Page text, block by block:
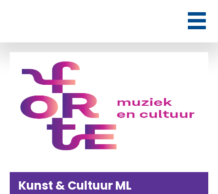
Kunst & Cultuur ML